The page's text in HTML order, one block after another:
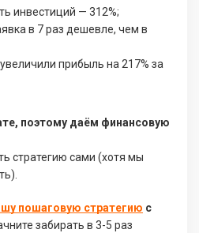
инвестиций — 312%;
в 7 раз дешевле, чем в
прибыль на 217% за
поэтому даём финансовую
стратегию сами (хотя мы
пошаговую стратегию с
забирать в 3-5 раз